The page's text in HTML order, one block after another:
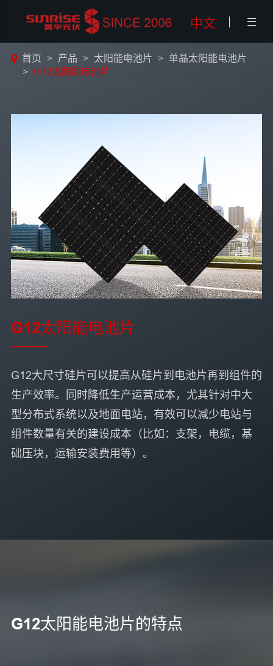
中文 
G12太阳能电池片
G12大尺寸硅片可以提高从硅片到电池片再到组件的
生产效率。同时降低生产运营成本，尤其针对中大
型分布式系统以及地面电站，有效可以减少电站与
组件数量有关的建设成本（比如：支架，电缆，基
础压块，运输安装费用等）。
首页 产品 太阳能电池片
单晶太阳能电池片
G12太阳能电池片
G12太阳能电池片的特点